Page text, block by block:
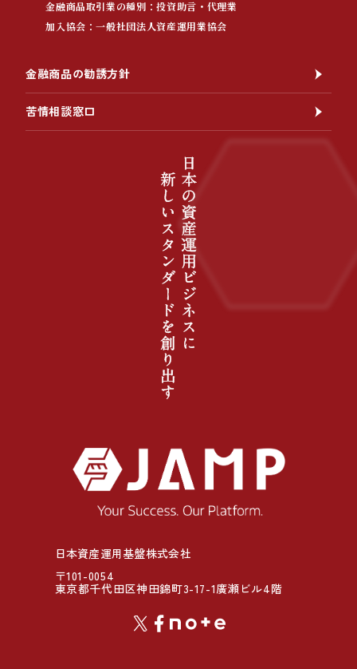
日本資産運用基盤株式会社
〒101-0054
東京都千代田区神田錦町3-17-1廣瀬ビル4階
金融商品取引業の種別：投資助言・代理業
加入協会：一般社団法人資産運用業協会
金融商品の勧誘方針
苦情相談窓口